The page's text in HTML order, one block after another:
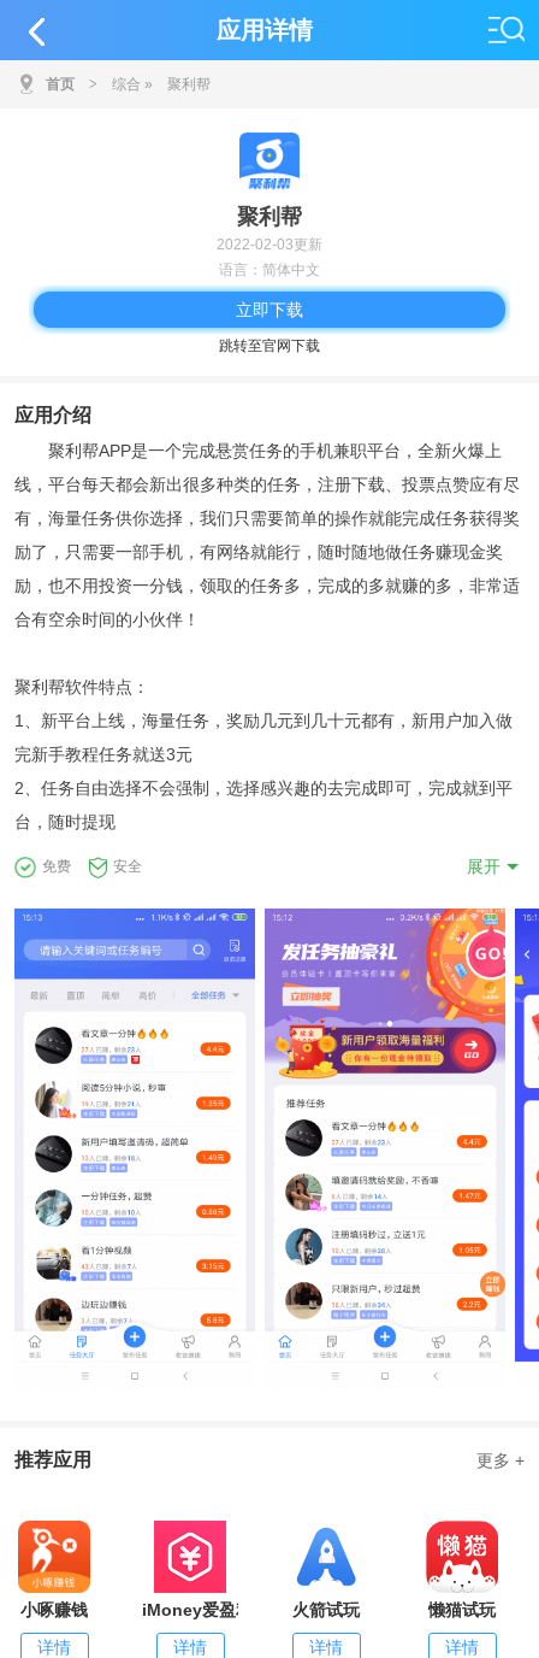
应用详情
首页 > 综合 » 聚利帮
聚利帮
2022-02-03更新
语言：简体中文
立即下载
跳转至官网下载
应用介绍
聚利帮APP是一个完成悬赏任务的手机兼职平台，全新火爆上
线，平台每天都会新出很多种类的任务，注册下载、投票点赞应有尽
有，海量任务供你选择，我们只需要简单的操作就能完成任务获得奖
励了，只需要一部手机，有网络就能行，随时随地做任务赚现金奖
励，也不用投资一分钱，领取的任务多，完成的多就赚的多，非常适
合有空余时间的小伙伴！
聚利帮软件特点：
1、新平台上线，海量任务，奖励几元到几十元都有，新用户加入做
完新手教程任务就送3元
2、任务自由选择不会强制，选择感兴趣的去完成即可，完成就到平
台，随时提现
3、收益只需要满1元即可提现，支持微信或支付版，秒到账
免费 安全 展开
推荐应用 更多 +
小啄赚钱
详情
iMoney爱盈利
详情
火箭试玩
详情
懒猫试玩
详情